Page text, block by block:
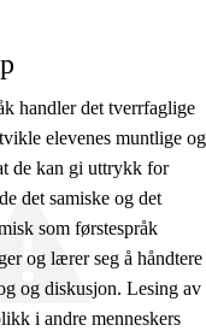
handler det tverrfaglige
elevenes muntlige og
de kan gi uttrykk for
det samiske og det
som førstespråk
og lærer seg å håndtere
og diskusjon. Lesing av
i andre menneskers